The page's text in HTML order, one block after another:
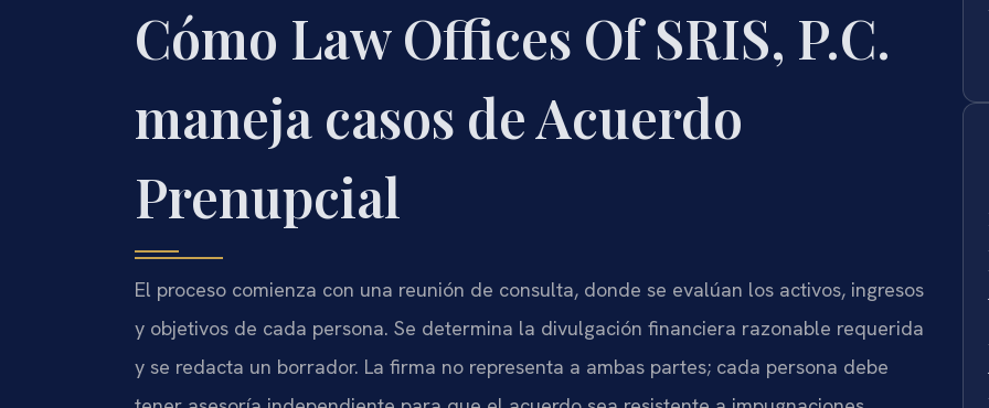
Cómo Law Offices Of SRIS, P.C.
maneja casos de Acuerdo
Prenupcial
El proceso comienza con una reunión de consulta, donde se evalúan los activos, ingresos
y objetivos de cada persona. Se determina la divulgación financiera razonable requerida
y se redacta un borrador. La firma no representa a ambas partes; cada persona debe